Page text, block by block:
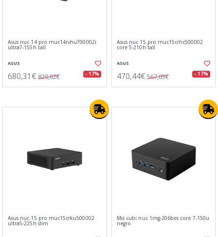
Asus nuc 14 pro rnuc14rvhu700002i
ultra7-155h tall
ASUS
680,31€ 820,02€ - 17%
Asus nuc 15 pro rnuc15crhc500002
core 5-210h tall
ASUS
470,44€ 567,05€ - 17%
Asus nuc 15 pro rnuc15crku500002
ultra5-225h slim
Msi cubi nuc 1mg-206bes core 7-150u
negro